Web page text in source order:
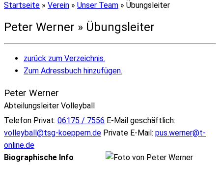
Startseite » Verein » Unser Team » Übungsleiter
Peter Werner » Übungsleiter
zurück zum Verzeichnis.
Zum Adressbuch hinzufügen.
Peter Werner
Abteilungsleiter Volleyball
Telefon Privat: 06175 / 7556 E-Mail geschäftlich:
volleyball@tsg-koeppern.de Private E-Mail: pus.werner@t-
online.de
Biographische Info